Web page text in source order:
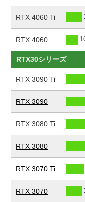
RTX 4060 Ti
RTX 4060
RTX30シリーズ
RTX 3090 Ti
RTX 3090
RTX 3080 Ti
RTX 3080
RTX 3070 Ti
RTX 3070